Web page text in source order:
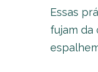
Essas
fujam da